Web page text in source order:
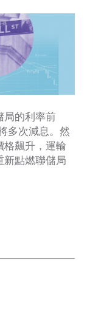
局的利率前
多次減息。然
格飆升，運輸
新點燃聯儲局